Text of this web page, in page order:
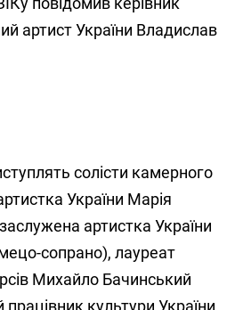
артист України Владислав
солісти камерного
України Марія
артистка України
сопрано), лауреат
Михайло Бачинський
культури України